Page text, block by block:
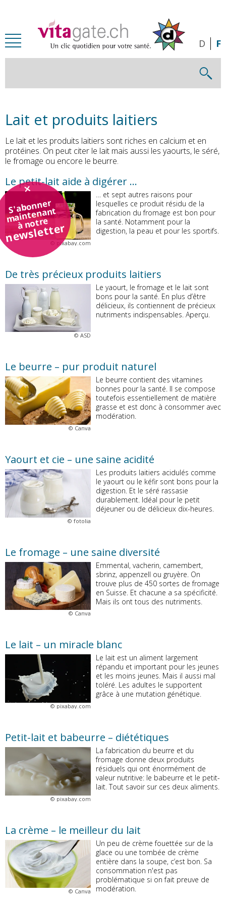
S'abonner
maintenant
à notre
newsletter
D F
Lait et produits laitiers
Le lait et les produits laitiers sont riches en calcium et en
protéines. On peut citer le lait mais aussi les yaourts, le séré,
le fromage ou encore le beurre.
Le petit-lait aide à digérer …
© pixabay.com
… et sept autres raisons pour
lesquelles ce produit résidu de la
fabrication du fromage est bon pour
la santé. Notamment pour la
digestion, la peau et pour les sportifs.
De très précieux produits laitiers
© ASD
Le yaourt, le fromage et le lait sont
bons pour la santé. En plus d’être
délicieux, ils contiennent de précieux
nutriments indispensables. Aperçu.
Le beurre – pur produit naturel
© Canva
Le beurre contient des vitamines
bonnes pour la santé. Il se compose
toutefois essentiellement de matière
grasse et est donc à consommer avec
modération.
Yaourt et cie – une saine acidité
© fotolia
Les produits laitiers acidulés comme
le yaourt ou le kéfir sont bons pour la
digestion. Et le séré rassasie
durablement. Idéal pour le petit
déjeuner ou de délicieux dix-heures.
Le fromage – une saine diversité
© Canva
Emmental, vacherin, camembert,
sbrinz, appenzell ou gruyère. On
trouve plus de 450 sortes de fromage
en Suisse. Et chacune a sa spécificité.
Mais ils ont tous des nutriments.
Le lait – un miracle blanc
© pixabay.com
Le lait est un aliment largement
répandu et important pour les jeunes
et les moins jeunes. Mais il aussi mal
toléré. Les adultes le supportent
grâce à une mutation génétique.
Petit-lait et babeurre – diététiques
© pixabay.com
La fabrication du beurre et du
fromage donne deux produits
résiduels qui ont énormément de
valeur nutritive: le babeurre et le petit-
lait. Tout savoir sur ces deux aliments.
La crème – le meilleur du lait
© Canva
Un peu de crème fouettée sur de la
glace ou une tombée de crème
entière dans la soupe, c’est bon. Sa
consommation n'est pas
problématique si on fait preuve de
modération.